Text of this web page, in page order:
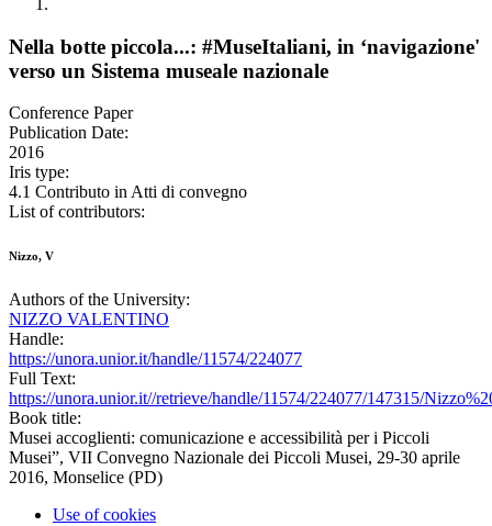
Nella botte piccola...: #MuseItaliani, in ‘navigazione'
verso un Sistema museale nazionale
Conference Paper
Publication Date:
2016
Iris type:
4.1 Contributo in Atti di convegno
List of contributors:
Nizzo, V
Authors of the University:
NIZZO VALENTINO
Handle:
https://unora.unior.it/handle/11574/224077
Full Text:
https://unora.unior.it//retrieve/handle/11574/224077/147315/
Book title:
Musei accoglienti: comunicazione e accessibilità per i Piccoli
Musei”, VII Convegno Nazionale dei Piccoli Musei, 29-30 aprile
2016, Monselice (PD)
Use of cookies